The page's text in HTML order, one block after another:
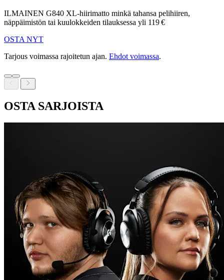
ILMAINEN G840 XL-hiirimatto minkä tahansa pelihiiren,
näppäimistön tai kuulokkeiden tilauksessa yli 119 €
OSTA NYT
Tarjous voimassa rajoitetun ajan. Ehdot voimassa.
OSTA SARJOISTA